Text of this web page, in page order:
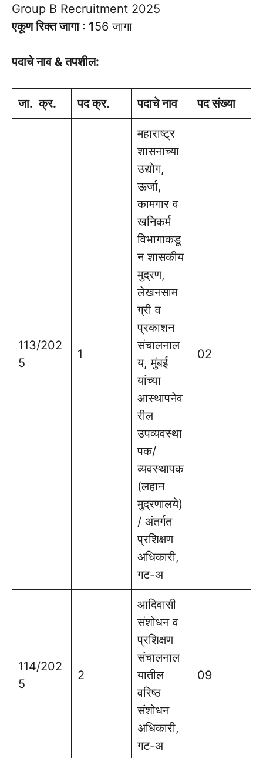
Group B Recruitment 2025
एकूण रिक्त जागा : 156 जागा
पदाचे नाव & तपशील:
जा. क्र. पद क्र. पदाचे नाव पद संख्या
113/202
5
1
महाराष्ट्र
शासनाच्या
उद्योग,
ऊर्जा,
कामगार व
खनिकर्म
विभागाकडू
न शासकीय
मुद्रण,
लेखनसाम
ग्री व
प्रकाशन
संचालनाल
य, मुंबई
यांच्या
आस्थापनेव
रील
उपव्यवस्था
पक/
व्यवस्थापक
(लहान
मुद्रणालये)
/ अंतर्गत
प्रशिक्षण
अधिकारी,
गट-अ
02
114/202
5
2
आदिवासी
संशोधन व
प्रशिक्षण
संचालनाल
यातील
वरिष्ठ
संशोधन
अधिकारी,
गट-अ
09